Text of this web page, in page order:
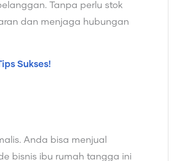
Tanpa perlu stok
dan menjaga hubungan
Sukses!
Anda bisa menjual
bisnis ibu rumah tangga ini